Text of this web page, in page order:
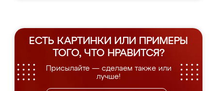
ЕСТЬ КАРТИНКИ ИЛИ ПРИМЕРЫ
ТОГО, ЧТО НРАВИТСЯ?
Присылайте — сделаем также или
лучше!